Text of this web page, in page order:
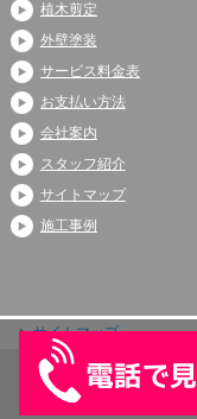
植木剪定
外壁塗装
サービス料金表
お支払い方法
会社案内
スタッフ紹介
サイトマップ
施工事例
サイトマップ
Copyright (C) 2026 ア